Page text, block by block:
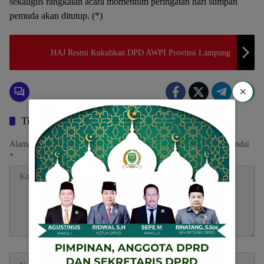
pemuda akan ditutup. (*)
HAJ Resmi Kukuhkan DPD AWPI Provinsi Lampung
Tinggalkan Balasan
Alamat email Anda tidak akan dipublikasikan. Ruas yang wajib ditandai
*
×